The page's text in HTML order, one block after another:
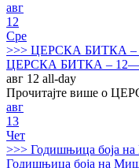
авг
12
Сре
>>> ЦЕРСКА БИТКА –
ЦЕРСКА БИТКА –
авг 12 all-day
Прочитајте више о
авг
13
Чет
>>> Годишњица боја
Годишњица боја на